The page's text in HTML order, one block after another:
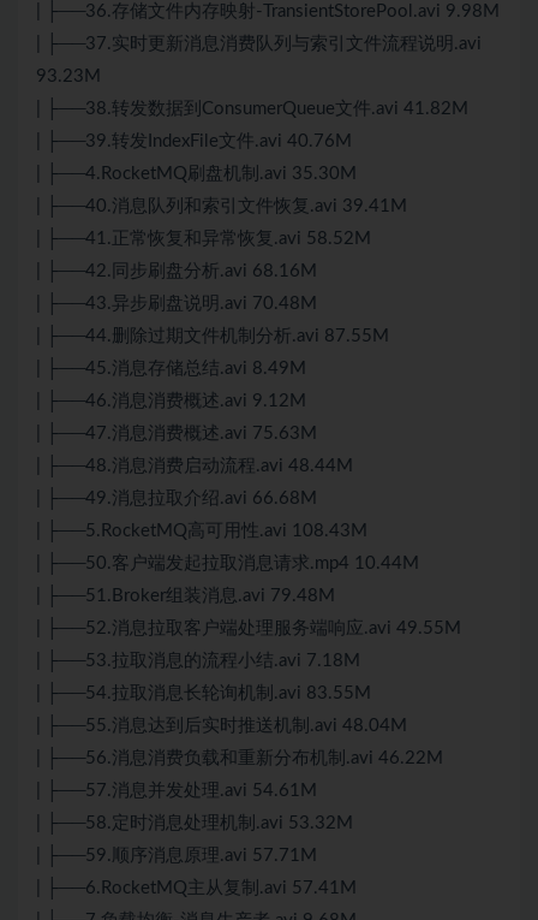
| ├──36.存储文件内存映射-TransientStorePool.avi 9.98M
| ├──37.实时更新消息消费队列与索引文件流程说明.avi
93.23M
| ├──38.转发数据到ConsumerQueue文件.avi 41.82M
| ├──39.转发IndexFile文件.avi 40.76M
| ├──4.RocketMQ刷盘机制.avi 35.30M
| ├──40.消息队列和索引文件恢复.avi 39.41M
| ├──41.正常恢复和异常恢复.avi 58.52M
| ├──42.同步刷盘分析.avi 68.16M
| ├──43.异步刷盘说明.avi 70.48M
| ├──44.删除过期文件机制分析.avi 87.55M
| ├──45.消息存储总结.avi 8.49M
| ├──46.消息消费概述.avi 9.12M
| ├──47.消息消费概述.avi 75.63M
| ├──48.消息消费启动流程.avi 48.44M
| ├──49.消息拉取介绍.avi 66.68M
| ├──5.RocketMQ高可用性.avi 108.43M
| ├──50.客户端发起拉取消息请求.mp4 10.44M
| ├──51.Broker组装消息.avi 79.48M
| ├──52.消息拉取客户端处理服务端响应.avi 49.55M
| ├──53.拉取消息的流程小结.avi 7.18M
| ├──54.拉取消息长轮询机制.avi 83.55M
| ├──55.消息达到后实时推送机制.avi 48.04M
| ├──56.消息消费负载和重新分布机制.avi 46.22M
| ├──57.消息并发处理.avi 54.61M
| ├──58.定时消息处理机制.avi 53.32M
| ├──59.顺序消息原理.avi 57.71M
| ├──6.RocketMQ主从复制.avi 57.41M